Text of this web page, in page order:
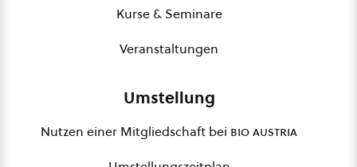
Kurse & Seminare
Veranstaltungen
Umstellung
Nutzen einer Mitgliedschaft bei bio austria